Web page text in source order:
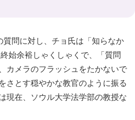
問に対し、チョ氏は「知らなか
始余裕しゃくしゃくで、「質問
カメラのフラッシュをたかないで
さとす穏やかな教官のように振る
現在、ソウル大学法学部の教授な